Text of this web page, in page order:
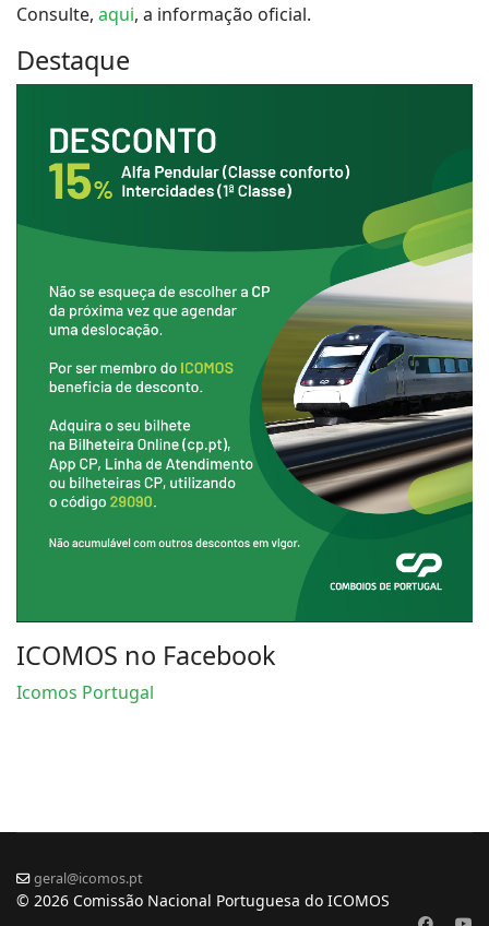
Consulte, aqui, a informação oficial.
Destaque
ICOMOS no Facebook
Icomos Portugal
geral@icomos.pt
© 2026 Comissão Nacional Portuguesa do ICOMOS